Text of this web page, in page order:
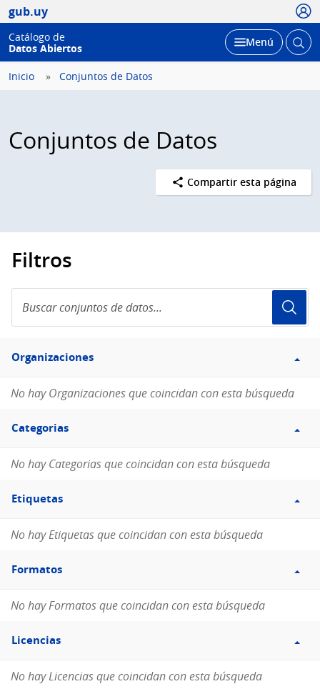
gub.uy
Catálogo de
Datos Abiertos
Desplegar
Menú Abrir
Inicio Conjuntos de Datos
Conjuntos de Datos
Compartir esta página
Filtros
conjuntos
de
Filtro
Organizaciones
Organizaciones
No hay Organizaciones que coincidan con esta búsqueda
Filtro
Categorias
Categorias
No hay Categorias que coincidan con esta búsqueda
Filtro
Etiquetas
Etiquetas
No hay Etiquetas que coincidan con esta búsqueda
Filtro
Formatos
Formatos
No hay Formatos que coincidan con esta búsqueda
Filtro
Licencias
Licencias
No hay Licencias que coincidan con esta búsqueda